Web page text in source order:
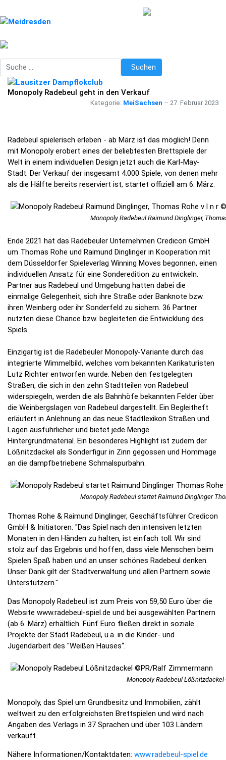
Suchen Suchen
Monopoly Radebeul geht in den Verkauf
Kategorie: MeiSachsen 27. Februar 2023
Radebeul spielerisch erleben - ab März ist das möglich! Denn
mit Monopoly erobert eines der beliebtesten Brettspiele der
Welt in einem individuellen Design jetzt auch die Karl-May-
Stadt. Der Verkauf der insgesamt 4.000 Spiele, von denen mehr
als die Hälfte bereits reserviert ist, startet offiziell am 6. März.
Monopoly Radebeul Raimund Dinglinger,
Ende 2021 hat das Radebeuler Unternehmen Credicon GmbH
um Thomas Rohe und Raimund Dinglinger in Kooperation mit
dem Düsseldorfer Spieleverlag Winning Moves begonnen, einen
individuellen Ansatz für eine Sonderedition zu entwickeln.
Partner aus Radebeul und Umgebung hatten dabei die
einmalige Gelegenheit, sich ihre Straße oder Banknote bzw.
ihren Weinberg oder ihr Sonderfeld zu sichern. 36 Partner
nutzten diese Chance bzw. begleiteten die Entwicklung des
Spiels.
Einzigartig ist die Radebeuler Monopoly-Variante durch das
integrierte Wimmelbild, welches vom bekannten Karikaturisten
Lutz Richter entworfen wurde. Neben den festgelegten
Straßen, die sich in den zehn Stadtteilen von Radebeul
widerspiegeln, werden die als Bahnhöfe bekannten Felder über
die Weinbergslagen von Radebeul dargestellt. Ein Begleitheft
erläutert in Anlehnung an das neue Stadtlexikon Straßen und
Lagen ausführlicher und bietet jede Menge
Hintergrundmaterial. Ein besonderes Highlight ist zudem der
Lößnitzdackel als Sonderfigur in Zinn gegossen und Hommage
an die dampfbetriebene Schmalspurbahn.
Monopoly Radebeul startet Raimund Dinglinger
Thomas Rohe & Raimund Dinglinger, Geschäftsführer Credicon
GmbH & Initiatoren: "Das Spiel nach den intensiven letzten
Monaten in den Händen zu halten, ist einfach toll. Wir sind
stolz auf das Ergebnis und hoffen, dass viele Menschen beim
Spielen Spaß haben und an unser schönes Radebeul denken.
Unser Dank gilt der Stadtverwaltung und allen Partnern sowie
Unterstützern."
Das Monopoly Radebeul ist zum Preis von 59,50 Euro über die
Website www.radebeul-spiel.de und bei ausgewählten Partnern
(ab 6. März) erhältlich. Fünf Euro fließen direkt in soziale
Projekte der Stadt Radebeul, u.a. in die Kinder- und
Jugendarbeit des "Weißen Hauses“.
Monopoly Radebeul
Monopoly, das Spiel um Grundbesitz und Immobilien, zählt
weltweit zu den erfolgreichsten Brettspielen und wird nach
Angaben des Verlags in 37 Sprachen und über 103 Ländern
verkauft.
Nähere Informationen/Kontaktdaten: www.radebeul-spiel.de